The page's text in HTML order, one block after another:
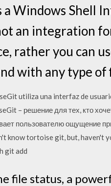
Windows Shell
an integration
rather you can
with any type of
utiliza una interfaz de
– решение для тех, кто
пользователю ощущение
know tortoise git, but,
git add
file status, a